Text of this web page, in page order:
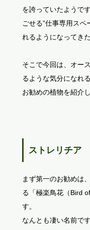
を誇っていたようで
ごせる”仕事専用スペ
れるようになってき
そこで今回は、オー
るような気分になれ
お勧めの植物を紹介
ストレリチア
まず第一のお勧めは
る「極楽鳥花（Bird
す。
なんとも凄い名前で